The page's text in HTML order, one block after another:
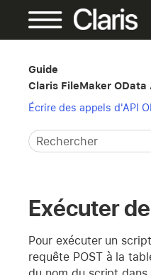
Guide
Claris FileMaker OData
Écrire des appels d'API
Exécuter
Pour exécuter un
requête POST à la